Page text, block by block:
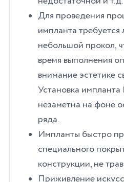
Для проведения
импланта
небольшой прокол,
время выполнения
внимание эстетике
Установка
незаметна на фоне
ряда.
Импланты быстро
специального
конструкции, не
Приживление